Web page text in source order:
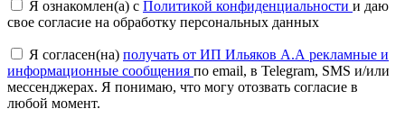
Я ознакомлен(а) с Политикой конфиденциальности и даю
свое согласие на обработку персональных данных
Я согласен(на) получать от ИП Ильяков А.А рекламные и
информационные сообщения по email, в Telegram, SMS и/или
мессенджерах. Я понимаю, что могу отозвать согласие в
любой момент.